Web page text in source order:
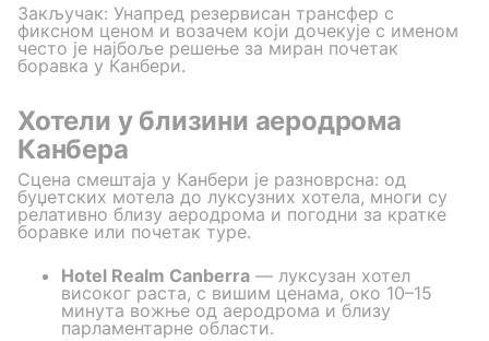
Закључак: Унапред резервисан трансфер с
фиксном ценом и возачем који дочекује с именом
често је најбоље решење за миран почетак
боравка у Канбери.
Хотели у близини аеродрома
Канбера
Сцена смештаја у Канбери је разноврсна: од
буџетских мотела до луксузних хотела, многи су
релативно близу аеродрома и погодни за кратке
боравке или почетак туре.
Hotel Realm Canberra — луксузан хотел
високог раста, с вишим ценама, око 10–15
минута вожње од аеродрома и близу
парламентарне области.